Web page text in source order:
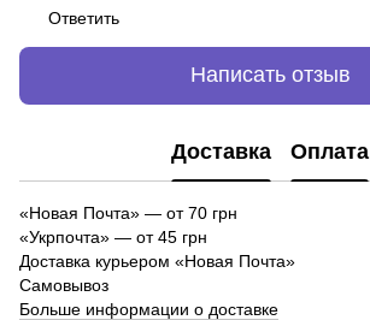
Ответить
Написать отзыв
Доставка Оплата
«Новая Почта» — от 70 грн
«Укрпочта» — от 45 грн
Доставка курьером «Новая Почта»
Самовывоз
Больше информации о доставке